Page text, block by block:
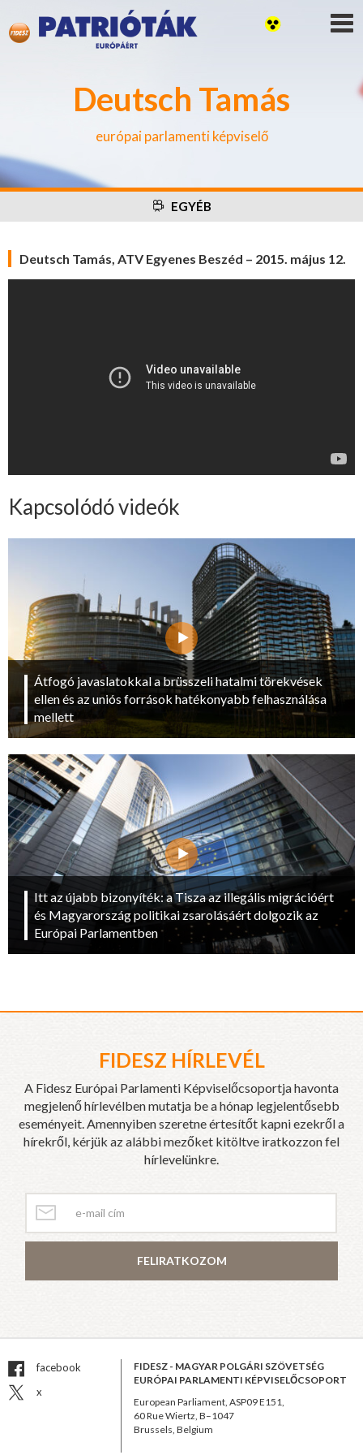
Deutsch Tamás
európai parlamenti képviselő
EGYÉB
Deutsch Tamás, ATV Egyenes Beszéd – 2015. május 12.
Kapcsolódó videók
Átfogó javaslatokkal a brüsszeli hatalmi törekvések
ellen és az uniós források hatékonyabb felhasználása
mellett
Itt az újabb bizonyíték: a Tisza az illegális migrációért
és Magyarország politikai zsarolásáért dolgozik az
Európai Parlamentben
FIDESZ HÍRLEVÉL
A Fidesz Európai Parlamenti Képviselőcsoportja havonta
megjelenő hírlevélben mutatja be a hónap legjelentősebb
eseményeit. Amennyiben szeretne értesítőt kapni ezekről a
hírekről, kérjük az alábbi mezőket kitöltve iratkozzon fel
hírlevelünkre.
FELIRATKOZOM
facebook
x
FIDESZ - MAGYAR POLGÁRI SZÖVETSÉG
EURÓPAI PARLAMENTI KÉPVISELŐCSOPORT
European Parliament, ASP09 E151,
60 Rue Wiertz, B–1047
Brussels, Belgium